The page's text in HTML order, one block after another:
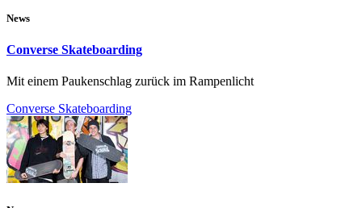
News
Converse Skateboarding
Mit einem Paukenschlag zurück im Rampenlicht
Converse Skateboarding